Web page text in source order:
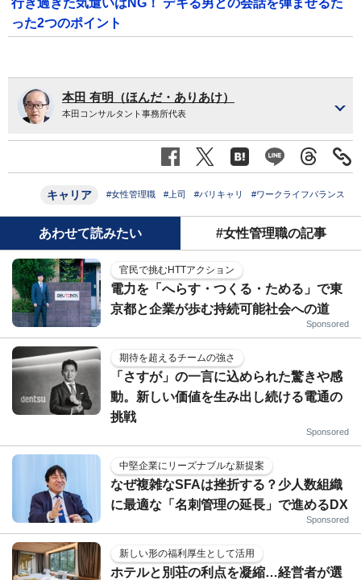
った2つのポイント
本田 有明（ほんだ・ありあけ）
本田コンサルタント事務所代表
キャリア #女性管理職 #上司 #バリキャリ #ワークライフバランス
あわせて読みたい #女性管理職の記事
官民で挑むHTTアクション
電力を「へらす・つくる・ためる」で東
京都と企業が歩む持続可能社会への道
Sponsored
期待を超えるチームの強さ
「さすが」の一言に込められた驚きや感
動。新しい価値を生み出し続ける電通の
挑戦
Sponsored
中堅企業にリーズナブルな新提案
なぜ複雑なSFAは挫折する？少人数組織
に最適な「名刺管理の延長」で進めるDX
Sponsored
新しい形の福利厚生として活用
ホテルと別荘の利点を凝縮…経営者が選